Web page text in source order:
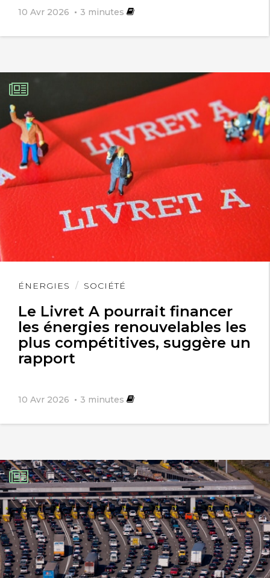
10 Avr 2026 3 minutes
ÉNERGIES SOCIÉTÉ
Le Livret A pourrait financer
les énergies renouvelables les
plus compétitives, suggère un
rapport
10 Avr 2026 3 minutes
Lire